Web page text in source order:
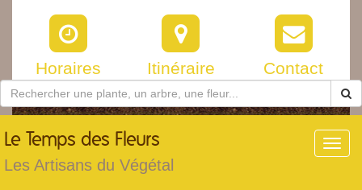
Horaires Itinéraire Contact
Le Temps des Fleurs
Les Artisans du Végétal